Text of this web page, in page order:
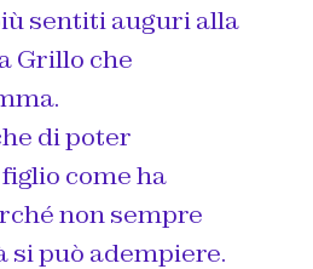
sentiti auguri alla
Grillo che
di poter
come ha
non sempre
si può adempiere.